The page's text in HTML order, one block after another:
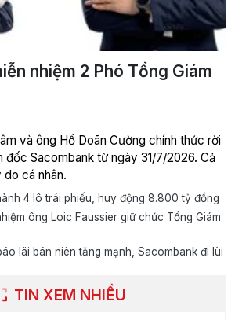
nhiệm 2 Phó Tổng Giám
và ông Hồ Doãn Cường chính thức rời
đốc Sacombank từ ngày 31/7/2026. Cả
cá nhân.
4 lô trái phiếu, huy động 8.800 tỷ đồng
ông Loic Faussier giữ chức Tổng Giám
lãi bán niên tăng mạnh, Sacombank đi lùi
TIN XEM NHIỀU